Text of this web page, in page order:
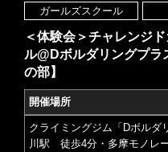
ガールズスクール
＜体験会＞チャレンジ
ル@Dボルダリングプラ
の部】
開催場所
クライミングジム「Dボル
川駅 徒歩4分・多摩モノレ